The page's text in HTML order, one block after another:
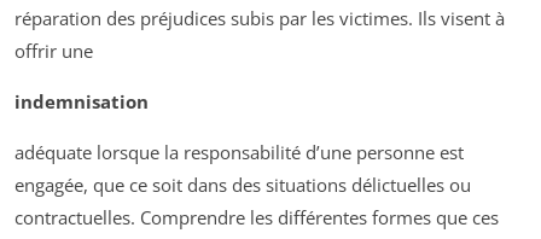
réparation des préjudices subis par les victimes. Ils visent à
offrir une
indemnisation
adéquate lorsque la responsabilité d’une personne est
engagée, que ce soit dans des situations délictuelles ou
contractuelles. Comprendre les différentes formes que ces